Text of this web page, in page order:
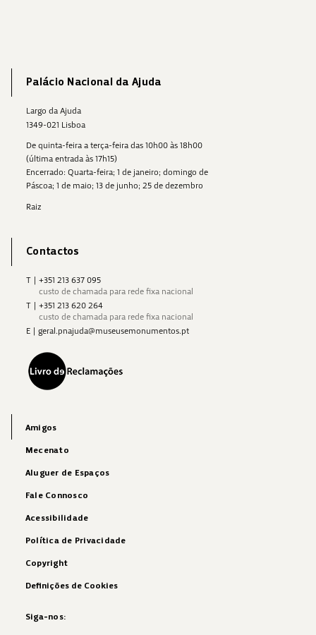
Palácio Nacional da Ajuda
Largo da Ajuda
1349-021 Lisboa
De quinta-feira a terça-feira das 10h00 às 18h00
(última entrada às 17h15)
Encerrado: Quarta-feira; 1 de janeiro; domingo de
Páscoa; 1 de maio; 13 de junho; 25 de dezembro
Raiz
Contactos
T
+351 213 637 095
custo de chamada para rede fixa nacional
T
+351 213 620 264
custo de chamada para rede fixa nacional
E
geral.pnajuda@museusemonumentos.pt
Amigos
Mecenato
Aluguer de Espaços
Fale Connosco
Acessibilidade
Política de Privacidade
Copyright
Definições de Cookies
Siga-nos: